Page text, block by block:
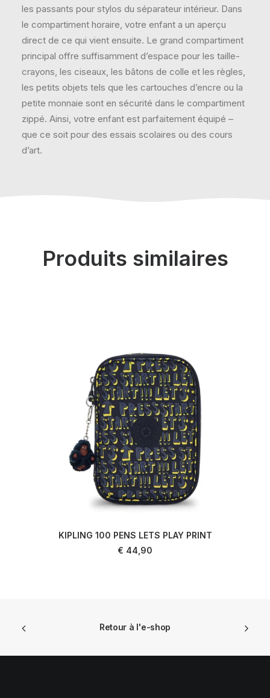
les passants pour stylos du séparateur intérieur. Dans
le compartiment horaire, votre enfant a un aperçu
direct de ce qui vient ensuite. Le grand compartiment
principal offre suffisamment d’espace pour les taille-
crayons, les ciseaux, les bâtons de colle et les règles,
les petits objets tels que les cartouches d’encre ou la
petite monnaie sont en sécurité dans le compartiment
zippé. Ainsi, votre enfant est parfaitement équipé –
que ce soit pour des essais scolaires ou des cours
d’art.
Produits similaires
KIPLING 100 PENS LETS PLAY PRINT
€ 44,90
Retour à l'e-shop